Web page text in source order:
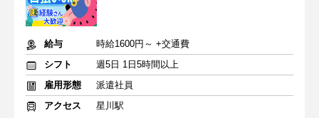
給与
時給1600円～ +交通費
シフト
週5日 1日5時間以上
雇用形態
派遣社員
アクセス
星川駅